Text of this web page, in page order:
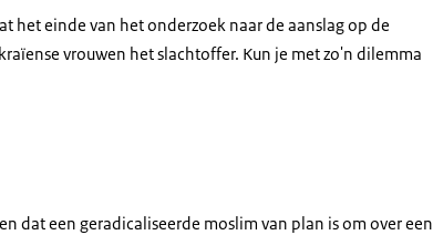
einde van het onderzoek naar de aanslag op de
vrouwen het slachtoffer. Kun je met zo'n dilemma
dat een geradicaliseerde moslim van plan is om over een